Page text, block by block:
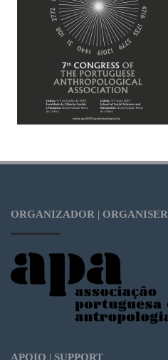
ORGANIZADOR | ORGANISER
APOIO | SUPPORT